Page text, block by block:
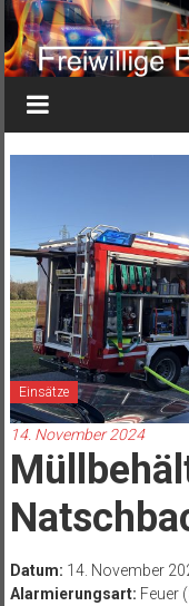
Einsätze
14. November 2024
Datum: 14. November
Alarmierungsart: Feuer